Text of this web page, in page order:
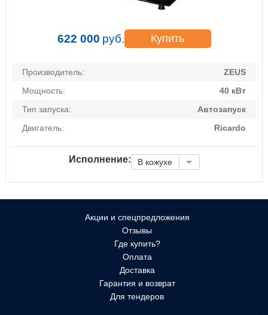
622 000 руб. Купить
Производитель:
ZEUS
Мощность:
40 кВт
Тип запуска:
Автозапуск
Двигатель:
Ricardo
Исполнение: В кожухе
Акции и спецпредложения
Отзывы
Где купить?
Оплата
Доставка
Гарантия и возврат
Для тендеров